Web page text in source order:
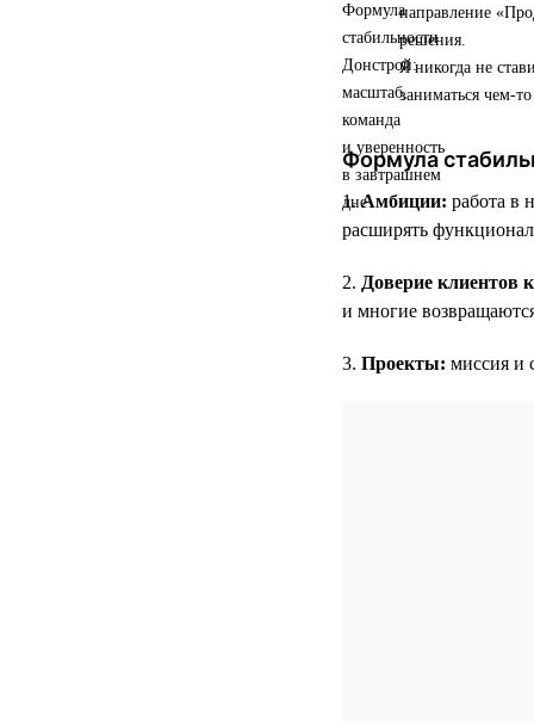
направление
решения.
Я никогда не
заниматься чем-
Формула
1.Амбиции: работа в
расширять
2. Доверие клиентов
и многие
3. Проекты: миссия и